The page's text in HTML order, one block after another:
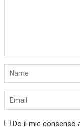
Do il mio consenso